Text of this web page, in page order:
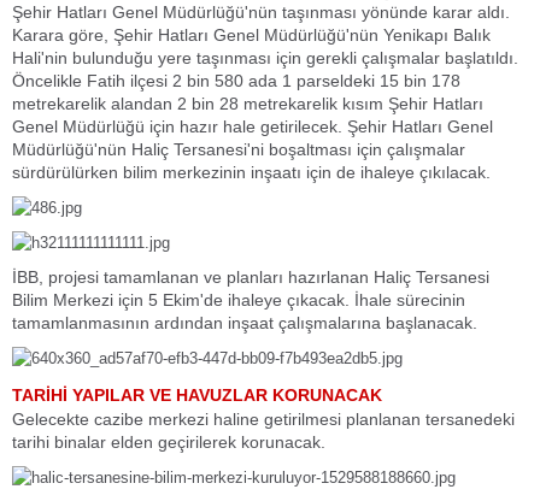
Şehir Hatları Genel Müdürlüğü'nün taşınması yönünde karar aldı.
Karara göre, Şehir Hatları Genel Müdürlüğü'nün Yenikapı Balık
Hali'nin bulunduğu yere taşınması için gerekli çalışmalar başlatıldı.
Öncelikle Fatih ilçesi 2 bin 580 ada 1 parseldeki 15 bin 178
metrekarelik alandan 2 bin 28 metrekarelik kısım Şehir Hatları
Genel Müdürlüğü için hazır hale getirilecek. Şehir Hatları Genel
Müdürlüğü'nün Haliç Tersanesi'ni boşaltması için çalışmalar
sürdürülürken bilim merkezinin inşaatı için de ihaleye çıkılacak.
İBB, projesi tamamlanan ve planları hazırlanan Haliç Tersanesi
Bilim Merkezi için 5 Ekim'de ihaleye çıkacak. İhale sürecinin
tamamlanmasının ardından inşaat çalışmalarına başlanacak.
TARİHİ YAPILAR VE HAVUZLAR KORUNACAK
Gelecekte cazibe merkezi haline getirilmesi planlanan tersanedeki
tarihi binalar elden geçirilerek korunacak.